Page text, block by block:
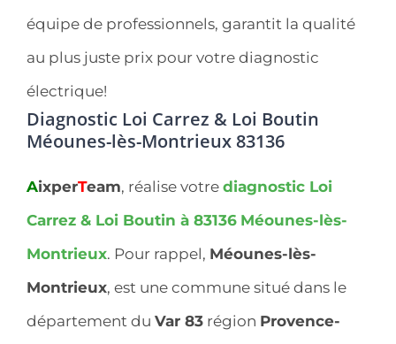
équipe de professionnels, garantit la qualité
au plus juste prix pour votre diagnostic
électrique!
Diagnostic Loi Carrez & Loi Boutin
Méounes-lès-Montrieux 83136
AixperTeam, réalise votre diagnostic Loi
Carrez & Loi Boutin à 83136 Méounes-lès-
Montrieux. Pour rappel, Méounes-lès-
Montrieux, est une commune situé dans le
département du Var 83 région Provence-